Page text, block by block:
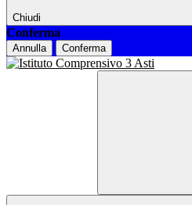
Chiudi
Conferma
Annulla Conferma